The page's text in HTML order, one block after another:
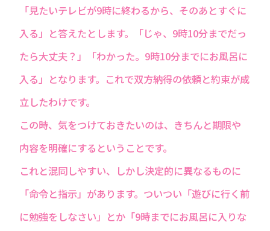
「見たいテレビが9時に終わるから、そのあとすぐに
入る」と答えたとします。「じゃ、9時10分までだっ
たら大丈夫？」「わかった。9時10分までにお風呂に
入る」となります。これで双方納得の依頼と約束が成
立したわけです。
この時、気をつけておきたいのは、きちんと期限や
内容を明確にするということです。
これと混同しやすい、しかし決定的に異なるものに
「命令と指示」があります。ついつい「遊びに行く前
に勉強をしなさい」とか「9時までにお風呂に入りな